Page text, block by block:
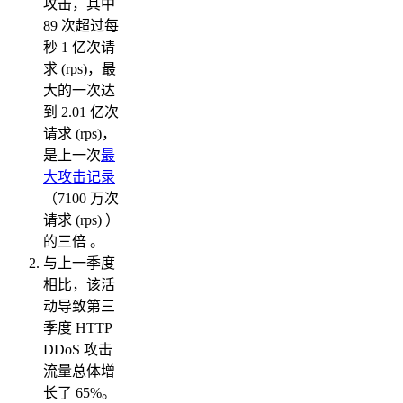
攻击，其中
89 次超过每
秒 1 亿次请
求 (rps)，最
大的一次达
到 2.01 亿次
请求 (rps)，
是上一次最
大攻击记录
（7100 万次
请求 (rps) ）
的三倍 。
与上一季度
相比，该活
动导致第三
季度 HTTP
DDoS 攻击
流量总体增
长了 65%。